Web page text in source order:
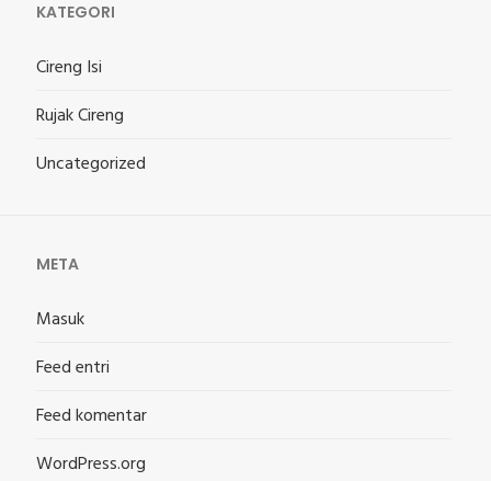
KATEGORI
Cireng Isi
Rujak Cireng
Uncategorized
META
Masuk
Feed entri
Feed komentar
WordPress.org